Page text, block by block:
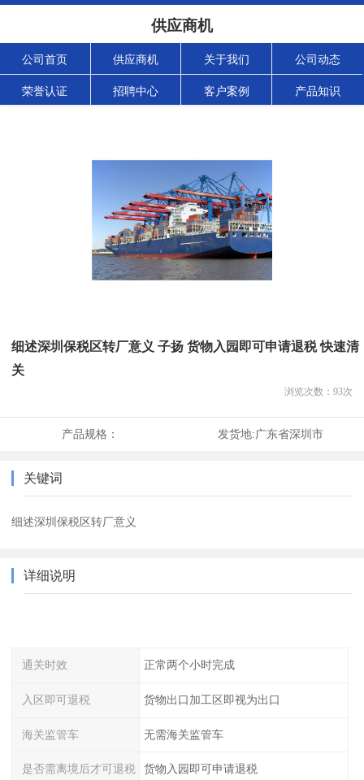
供应商机
公司首页 供应商机 关于我们 公司动态
荣誉认证 招聘中心 客户案例 产品知识
细述深圳保税区转厂意义 子扬 货物入园即可申请退税 快速清
关
浏览次数： 93次
产品规格： 发货地:广东省深圳市
关键词
细述深圳保税区转厂意义
详细说明
通关时效 正常两个小时完成
入区即可退税 货物出口加工区即视为出口
海关监管车 无需海关监管车
是否需离境后才可退税 货物入园即可申请退税